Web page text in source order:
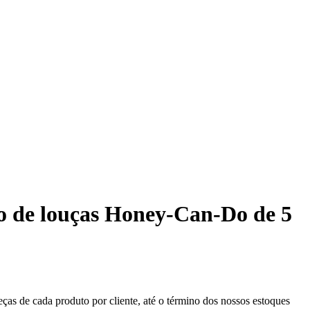
louças Honey-Can-Do de 5
de cada produto por cliente, até o término dos nossos estoques